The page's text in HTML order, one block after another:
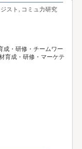
スト, コミュ力研究
成・研修・チームワー
育成・研修・マーケテ